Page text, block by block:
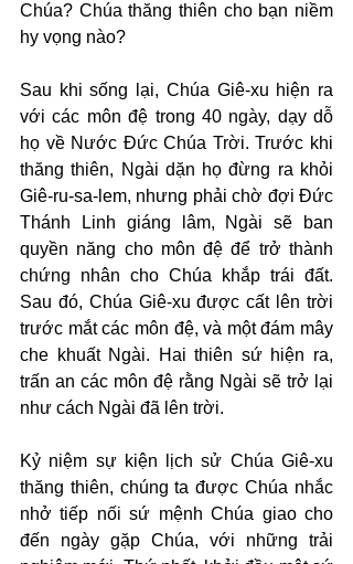
Chúa? Chúa thăng thiên cho bạn niềm
hy vọng nào?
Sau khi sống lại, Chúa Giê-xu hiện ra
với các môn đệ trong 40 ngày, dạy dỗ
họ về Nước Đức Chúa Trời. Trước khi
thăng thiên, Ngài dặn họ đừng ra khỏi
Giê-ru-sa-lem, nhưng phải chờ đợi Đức
Thánh Linh giáng lâm, Ngài sẽ ban
quyền năng cho môn đệ để trở thành
chứng nhân cho Chúa khắp trái đất.
Sau đó, Chúa Giê-xu được cất lên trời
trước mắt các môn đệ, và một đám mây
che khuất Ngài. Hai thiên sứ hiện ra,
trấn an các môn đệ rằng Ngài sẽ trở lại
như cách Ngài đã lên trời.
Kỷ niệm sự kiện lịch sử Chúa Giê-xu
thăng thiên, chúng ta được Chúa nhắc
nhở tiếp nối sứ mệnh Chúa giao cho
đến ngày gặp Chúa, với những trải